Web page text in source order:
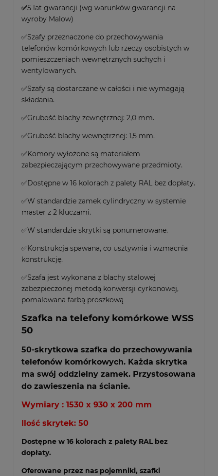
✅5 lat gwarancji (wg warunków gwarancji na
wyroby Malow)
✅Szafy przeznaczone do przechowywania
telefonów komórkowych lub rzeczy osobistych w
pomieszczeniach wewnętrznych suchych i
wentylowanych.
✅Szafy są dostarczane w całości i nie wymagają
składania.
✅Grubość blachy zewnętrznej: 2,0 mm.
✅Grubość blachy wewnętrznej: 1,5 mm.
✅Komory wyłożone są materiałem
zabezpieczającym przechowywane przedmioty.
✅Dostępne w 16 kolorach z palety RAL bez dopłaty.
✅W standardzie zamek cylindryczny w systemie
master z 2 kluczami.
✅W standardzie skrytki są ponumerowane.
✅Konstrukcja spawana, co usztywnia i wzmacnia
konstrukcję.
✅Szafa jest wykonana z blachy stalowej
zabezpieczonej metodą konwersji cyrkonowej,
pomalowana farbą proszkową
Szafka na telefony komórkowe WSS
50
50-skrytkowa szafka do przechowywania
telefonów komórkowych. Każda skrytka
ma swój oddzielny zamek. Przystosowana
do zawieszenia na ścianie.
Wymiary : 1530 x 930 x 200 mm
Ilość skrytek: 50
Dostępne w 16 kolorach z palety RAL bez
dopłaty.
Oferowane przez nas pojemniki, szafki